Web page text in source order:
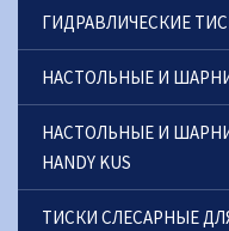
ГИДРАВЛИЧЕСКИЕ
НАСТОЛЬНЫЕ И
НАСТОЛЬНЫЕ И
HANDY KUS
ТИСКИ СЛЕСАРНЫЕ